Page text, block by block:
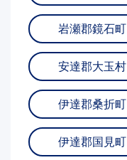
岩瀬郡鏡石町
安達郡大玉村
伊達郡桑折町
伊達郡国見町